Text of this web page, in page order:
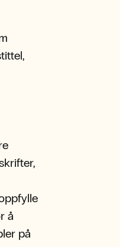
å
på